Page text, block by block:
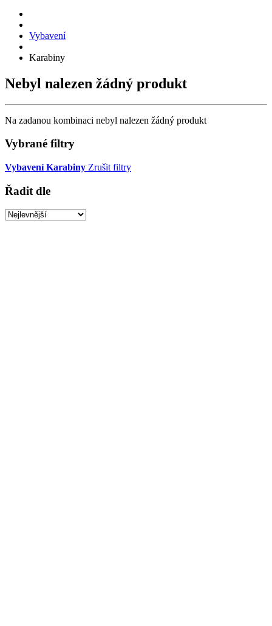
Vybavení
Karabiny
Nebyl nalezen žádný produkt
Na zadanou kombinaci nebyl nalezen žádný produkt
Vybrané filtry
Vybavení Karabiny Zrušit filtry
Řadit dle